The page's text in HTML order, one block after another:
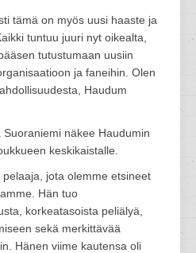
tämä on myös uusi haaste ja
tuntuu juuri nyt oikealta,
tutustumaan uusiin
ja faneihin. Olen
Haudum
näkee Haudumin
keskikaistalle.
jota olemme etsineet
Hän tuo
korkeatasoista peliälyä,
sekä merkittävää
Hänen viime kautensa oli